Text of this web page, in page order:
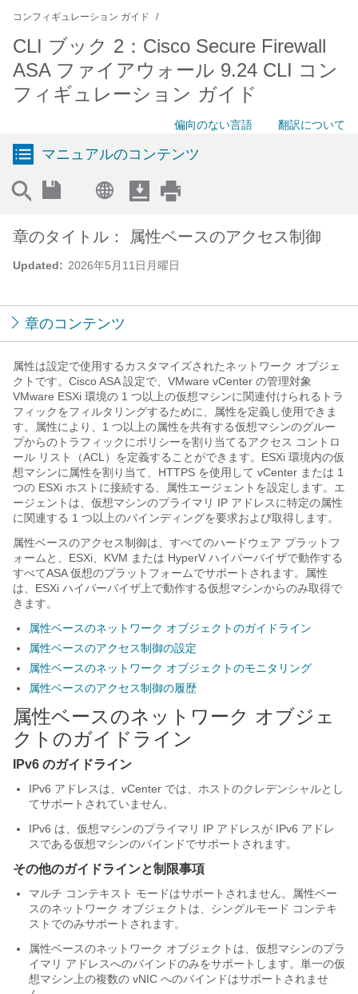
コンフィギュレーション ガイド
CLI ブック 2：Cisco Secure Firewall
ASA ファイアウォール 9.24 CLI コン
フィギュレーション ガイド
偏向のない言語 翻訳について
マニュアルのコンテンツ
Updated: 2026年5月11日月曜日
章のタイトル： 属性ベースのアクセス制御
章のコンテンツ
属性は設定で使用するカスタマイズされたネットワーク オブジェ
クトです。Cisco ASA 設定で、VMware vCenter の管理対象
VMware ESXi 環境の 1 つ以上の仮想マシンに関連付けられるトラ
フィックをフィルタリングするために、属性を定義し使用できま
す。属性により、1 つ以上の属性を共有する仮想マシンのグルー
プからのトラフィックにポリシーを割り当てるアクセス コントロ
ール リスト（ACL）を定義することができます。ESXi 環境内の仮
想マシンに属性を割り当て、HTTPS を使用して vCenter または 1
つの ESXi ホストに接続する、属性エージェントを設定します。エ
ージェントは、仮想マシンのプライマリ IP アドレスに特定の属性
に関連する 1 つ以上のバインディングを要求および取得します。
属性ベースのアクセス制御は、すべてのハードウェア プラットフ
ォームと、ESXi、KVM または HyperV ハイパーバイザで動作する
すべてASA 仮想のプラットフォームでサポートされます。属性
は、ESXi ハイパーバイザ上で動作する仮想マシンからのみ取得で
きます。
属性ベースのネットワーク オブジェクトのガイドライン
属性ベースのアクセス制御の設定
属性ベースのネットワーク オブジェクトのモニタリング
属性ベースのアクセス制御の履歴
属性ベースのネットワーク オブジェ
クトのガイドライン
IPv6 のガイドライン
IPv6 アドレスは、vCenter では、ホストのクレデンシャルとし
てサポートされていません。
IPv6 は、仮想マシンのプライマリ IP アドレスが IPv6 アドレ
スである仮想マシンのバインドでサポートされます。
その他のガイドラインと制限事項
マルチ コンテキスト モードはサポートされません。属性ベー
スのネットワーク オブジェクトは、シングルモード コンテキ
ストでのみサポートされます。
属性ベースのネットワーク オブジェクトは、仮想マシンのプラ
イマリ アドレスへのバインドのみをサポートします。単一の仮
想マシン上の複数の vNIC へのバインドはサポートされませ